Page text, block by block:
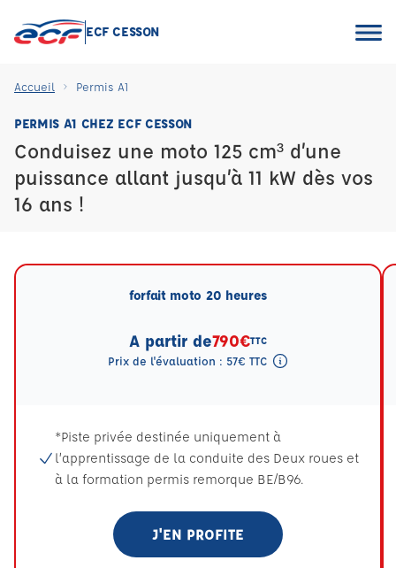
ECF CESSON
Accueil Permis A1
PERMIS A1 CHEZ ECF CESSON
Conduisez une moto 125 cm³ d’une
puissance allant jusqu’à 11 kW dès vos
16 ans !
forfait moto 20 heures
A partir de790€TTC
Prix de l'évaluation : 57€ TTC
*Piste privée destinée uniquement à
l’apprentissage de la conduite des Deux roues et
à la formation permis remorque BE/B96.
J'EN PROFITE